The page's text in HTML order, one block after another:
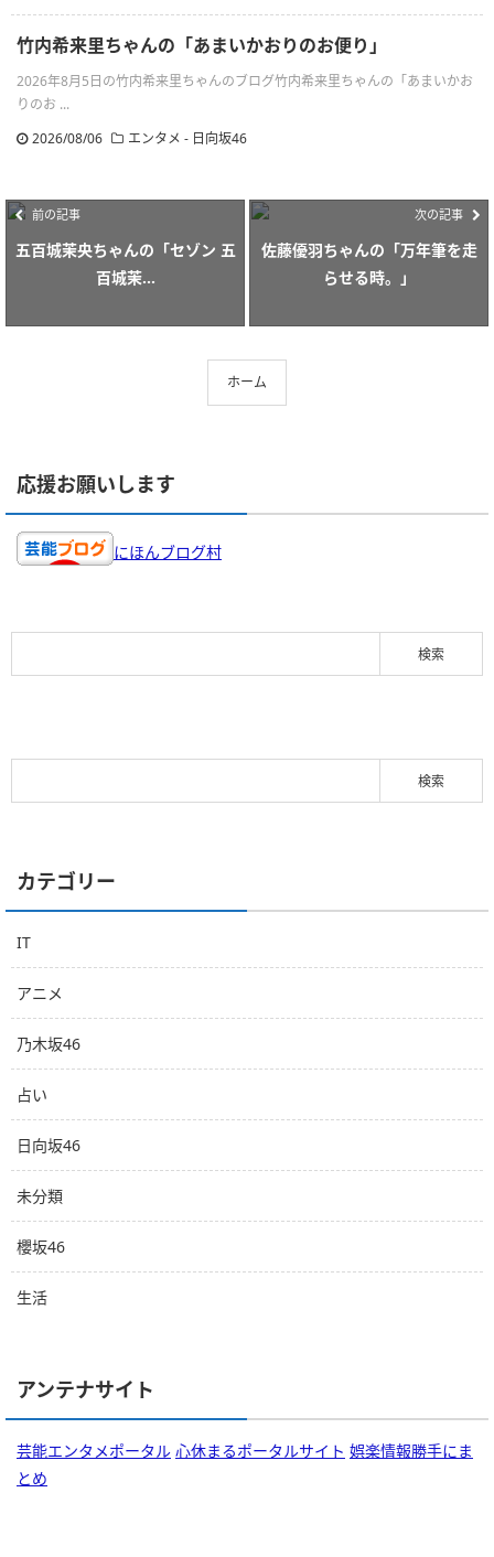
竹内希来里ちゃんの「あまいかおりのお便り」
2026年8月5日の竹内希来里ちゃんのブログ竹内希来里ちゃんの「あまいかお
りのお ...
2026/08/06
エンタメ - 日向坂46
前の記事
五百城茉央ちゃんの「セゾン 五
百城茉...
次の記事
佐藤優羽ちゃんの「万年筆を走
らせる時。」
ホーム
応援お願いします
にほんブログ村
カテゴリー
IT
アニメ
乃木坂46
占い
日向坂46
未分類
櫻坂46
生活
アンテナサイト
芸能エンタメポータル 心休まるポータルサイト 娯楽情報勝手にま
とめ